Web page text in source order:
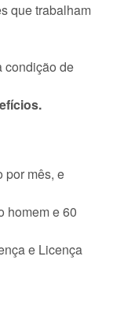
que trabalham
condição de
por mês, e
homem e 60
e Licença